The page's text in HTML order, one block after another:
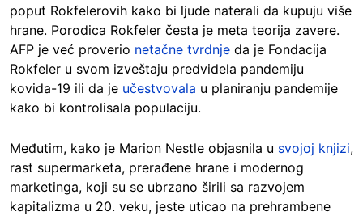
poput Rokfelerovih kako bi ljude naterali da kupuju više
hrane. Porodica Rokfeler česta je meta teorija zavere.
AFP je već proverio netačne tvrdnje da je Fondacija
Rokfeler u svom izveštaju predvidela pandemiju
kovida-19 ili da je učestvovala u planiranju pandemije
kako bi kontrolisala populaciju.
Međutim, kako je Marion Nestle objasnila u svojoj knjizi,
rast supermarketa, prerađene hrane i modernog
marketinga, koji su se ubrzano širili sa razvojem
kapitalizma u 20. veku, jeste uticao na prehrambene